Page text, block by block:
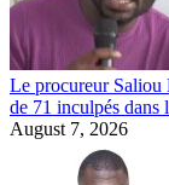
Le procureur Saliou
de 71 inculpés dans
August 7, 2026